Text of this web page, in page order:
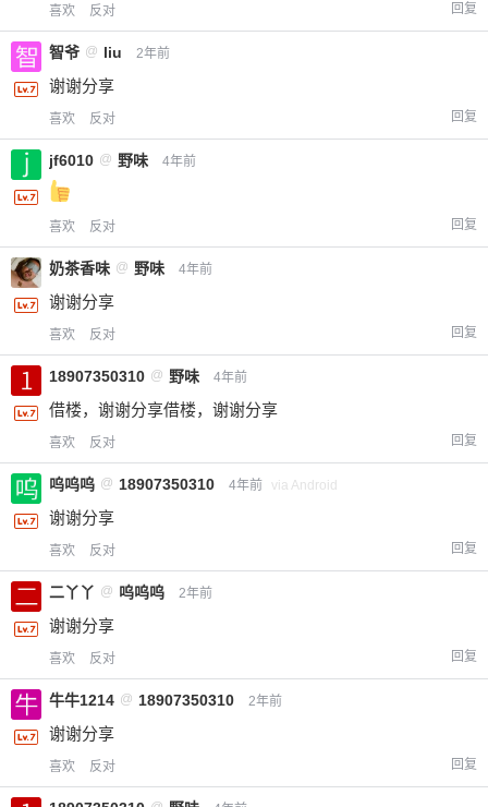
喜欢 反对 回复
智爷 @ liu 2年前
谢谢分享
喜欢 反对 回复
jf6010 @ 野味 4年前
喜欢 反对 回复
奶茶香味 @ 野味 4年前
谢谢分享
喜欢 反对 回复
18907350310 @ 野味 4年前
借楼，谢谢分享借楼，谢谢分享
喜欢 反对 回复
呜呜呜 @ 18907350310 4年前 via Android
谢谢分享
喜欢 反对 回复
二丫丫 @ 呜呜呜 2年前
谢谢分享
喜欢 反对 回复
牛牛1214 @ 18907350310 2年前
谢谢分享
喜欢 反对 回复